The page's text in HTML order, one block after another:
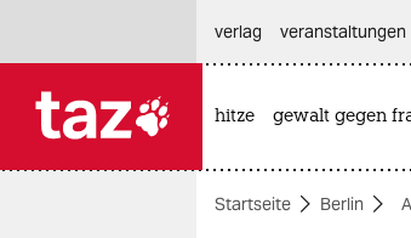
themen
verlag
veranstaltungen
hitze gewalt gegen
Startseite Berlin